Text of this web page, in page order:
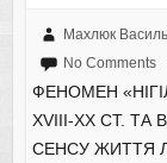
Махлюк Василь
No Comments
ФЕНОМЕН
XVIII-XX СТ.
СЕНСУ ЖИТТЯ